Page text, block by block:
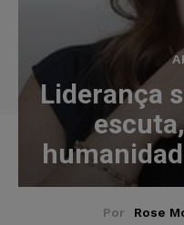
Liderança
Por Rose